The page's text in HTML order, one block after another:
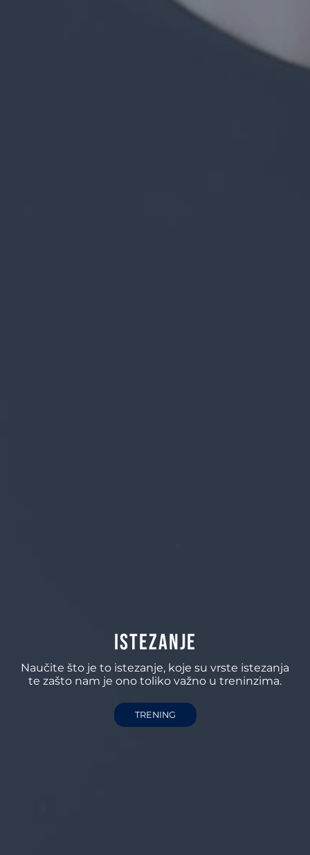
Istezanje
Naučite što je to istezanje, koje su vrste istezanja
te zašto nam je ono toliko važno u treninzima.
TRENING